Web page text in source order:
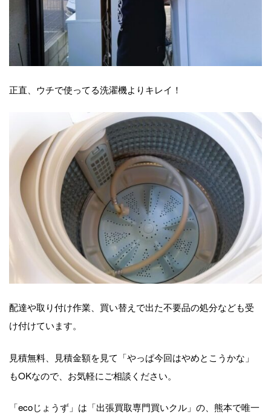
正直、ウチで使ってる洗濯機よりキレイ！
配達や取り付け作業、買い替えで出た不要品の処分なども受
け付けています。
見積無料、見積金額を見て「やっぱ今回はやめとこうかな」
もOKなので、お気軽にご相談ください。
「ecoじょうず」は「出張買取専門買いクル」の、熊本で唯一